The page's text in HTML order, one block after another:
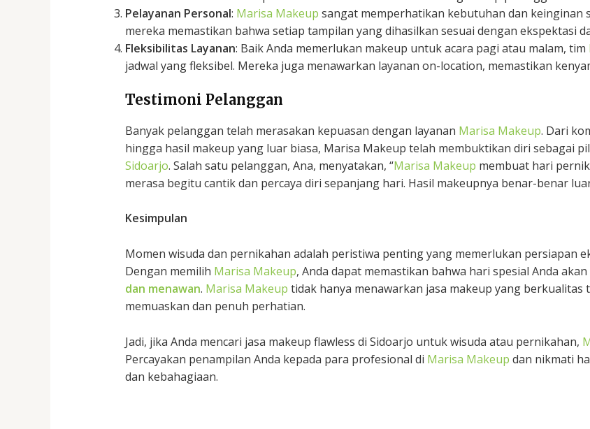
Pelayanan Personal: Marisa Makeup sangat memperhatikan kebutuhan dan keinginan
mereka memastikan bahwa setiap tampilan yang dihasilkan sesuai dengan ekspektasi
Fleksibilitas Layanan: Baik Anda memerlukan makeup untuk acara pagi atau malam, tim
jadwal yang fleksibel. Mereka juga menawarkan layanan on-location, memastikan
Testimoni Pelanggan
Banyak pelanggan telah merasakan kepuasan dengan layanan Marisa Makeup. Dari
hingga hasil makeup yang luar biasa, Marisa Makeup telah membuktikan diri sebagai
Sidoarjo. Salah satu pelanggan, Ana, menyatakan, “Marisa Makeup membuat hari
merasa begitu cantik dan percaya diri sepanjang hari. Hasil makeupnya benar-benar
Kesimpulan
Momen wisuda dan pernikahan adalah peristiwa penting yang memerlukan persiapan
Dengan memilih Marisa Makeup, Anda dapat memastikan bahwa hari spesial Anda
dan menawan. Marisa Makeup tidak hanya menawarkan jasa makeup yang
memuaskan dan penuh perhatian.
Jadi, jika Anda mencari jasa makeup flawless di Sidoarjo untuk wisuda atau pernikahan,
Percayakan penampilan Anda kepada para profesional di Marisa Makeup dan nikmati
dan kebahagiaan.